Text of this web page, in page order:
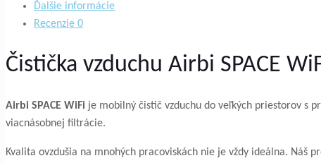
Ďalšie informácie
Recenzie 0
Čistička vzduchu Airbi SPACE
Airbi SPACE WiFi je mobilný čistič vzduchu do veľkých priestorov s
viacnásobnej filtrácie.
Kvalita ovzdušia na mnohých pracoviskách nie je vždy ideálna. Náš